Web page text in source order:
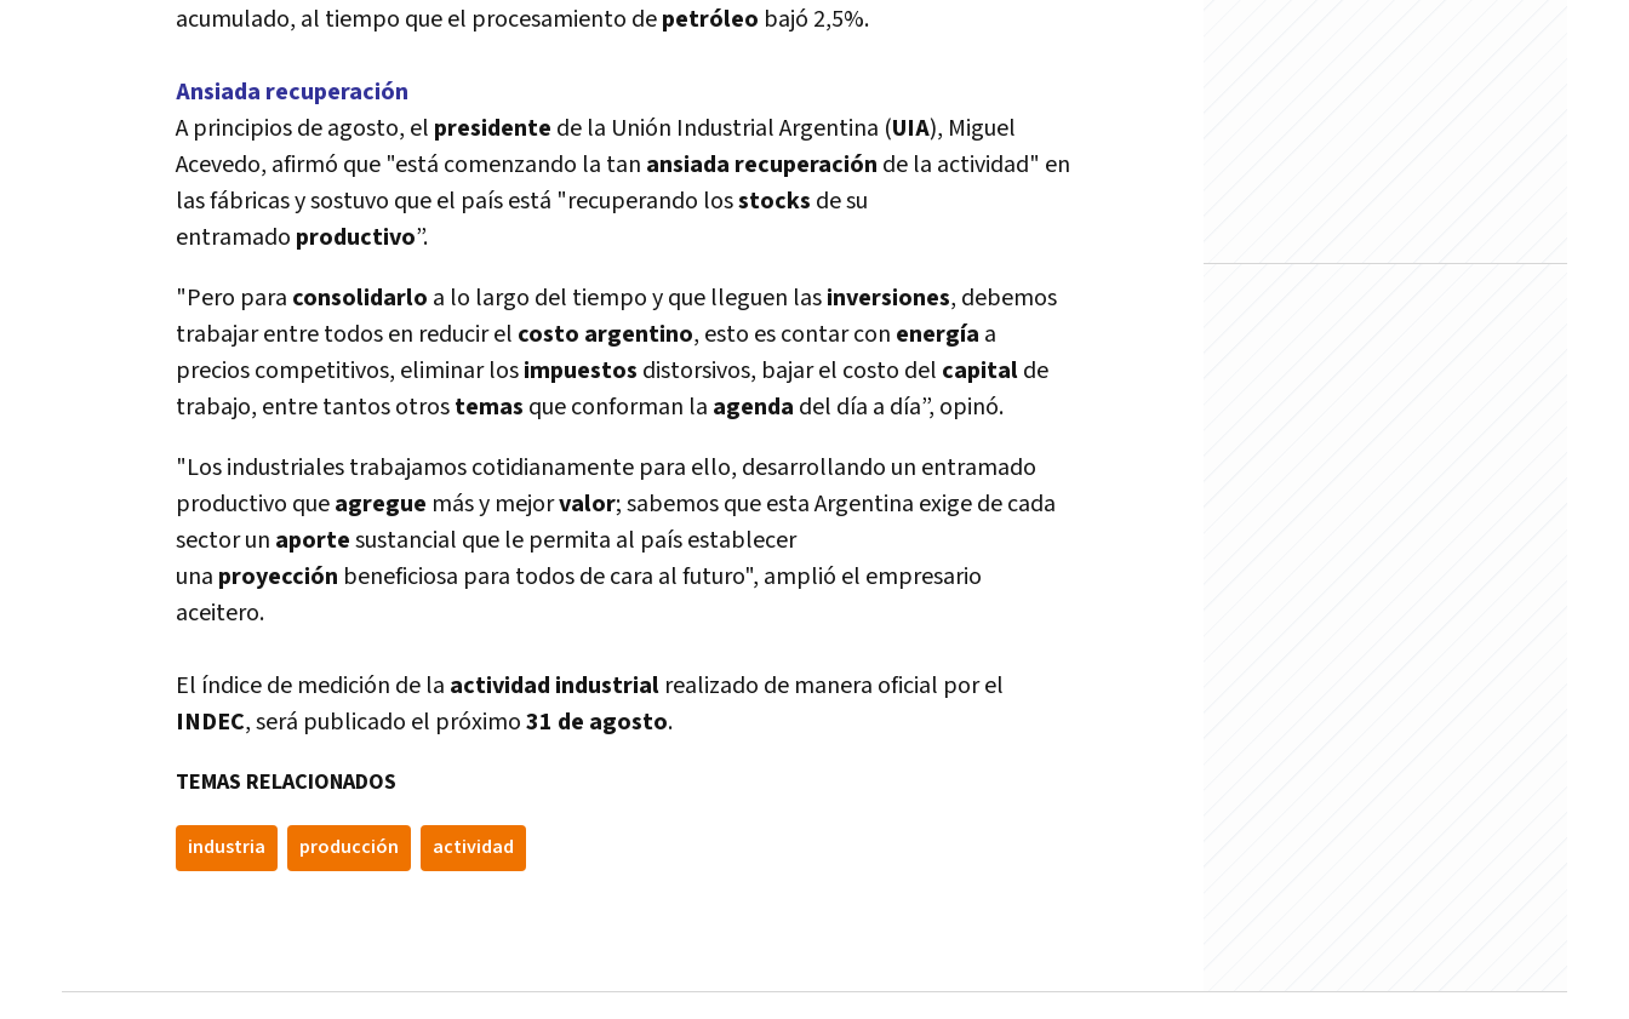
acumulado, al tiempo que el procesamiento depetróleo bajó 2,5%.
Ansiada recuperación
A principios de agosto, el presidente de la Unión Industrial Argentina (UIA), Miguel
Acevedo, afirmó que "está comenzando la tan ansiada recuperación de la actividad" en
las fábricas y sostuvo que el país está "recuperando losstocks de su
entramado productivo”.
"Pero para consolidarlo a lo largo del tiempo y que lleguen lasinversiones, debemos
trabajar entre todos en reducir el costo argentino, esto es contar con energía a
precios competitivos, eliminar losimpuestos distorsivos, bajar el costo del capitalde
trabajo, entre tantos otrostemas que conforman la agenda del día a día”, opinó.
"Los industriales trabajamos cotidianamente para ello, desarrollando un entramado
productivo queagregue más y mejorvalor; sabemos que esta Argentina exige de cada
sector un aportesustancial que le permita al país establecer
una proyección beneficiosa para todos de cara al futuro", amplió el empresario
aceitero.
El índice de medición de la actividad industrial realizado de manera oficial por el
INDEC, será publicado el próximo31 de agosto.
TEMAS RELACIONADOS
industria producción actividad